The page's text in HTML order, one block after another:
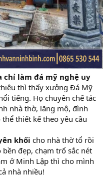
chỉ làm đá mỹ nghệ uy
thì thấy xưởng Đá Mỹ
tiếng. Họ chuyên chế tác
nhà thờ, lăng mộ, đình
thiết kế theo yêu cầu
khối cho nhà thờ tổ rồi
đẹp, chạm trổ sắc nét
ở Minh Lập thì cho mình
nhà nhiều!